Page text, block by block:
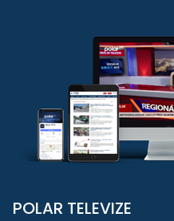
POLAR TELEVIZE